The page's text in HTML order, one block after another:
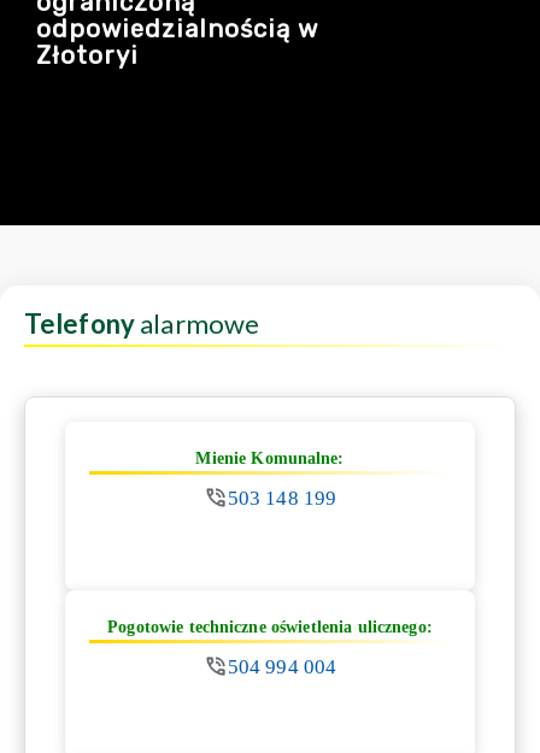
odpowiedzialnością w
Złotoryi
Telefonyalarmowe
Mienie Komunalne:
503 148 199
Pogotowie techniczne oświetlenia ulicznego:
504 994 004